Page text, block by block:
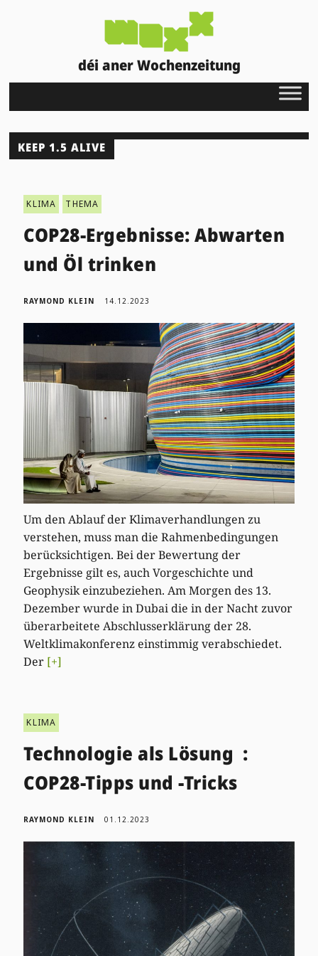
déi aner Wochenzeitung
KEEP 1.5 ALIVE
KLIMA THEMA
COP28-Ergebnisse: Abwarten
und Öl trinken
RAYMOND KLEIN 14.12.2023
Um den Ablauf der Klimaverhandlungen zu
verstehen, muss man die Rahmenbedingungen
berücksichtigen. Bei der Bewertung der
Ergebnisse gilt es, auch Vorgeschichte und
Geophysik einzubeziehen. Am Morgen des 13.
Dezember wurde in Dubai die in der Nacht zuvor
überarbeitete Abschlusserklärung der 28.
Weltklimakonferenz einstimmig verabschiedet.
Der [+]
KLIMA
Technologie als Lösung :
COP28-Tipps und -Tricks
RAYMOND KLEIN 01.12.2023